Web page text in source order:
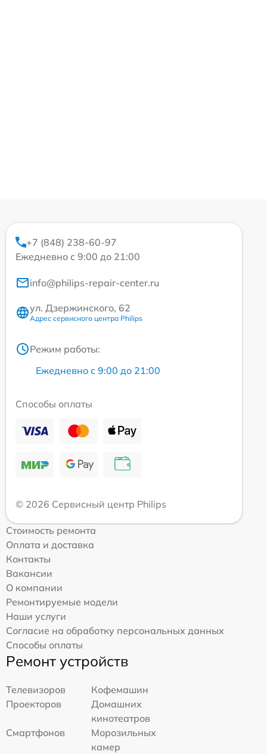
+7 (848) 238-60-97
Ежедневно с 9:00 до 21:00
info@philips-repair-center.ru
ул. Дзержинского, 62
Адрес сервисного центра Philips
Режим работы:
Ежедневно с 9:00 до 21:00
Способы оплаты
© 2026 Сервисный центр Philips
Стоимость ремонта
Оплата и доставка
Контакты
Вакансии
О компании
Ремонтируемые модели
Наши услуги
Согласие на обработку персональных данных
Способы оплаты
Ремонт устройств
Телевизоров
Кофемашин
Проекторов
Домашних
кинотеатров
Смартфонов
Морозильных
камер